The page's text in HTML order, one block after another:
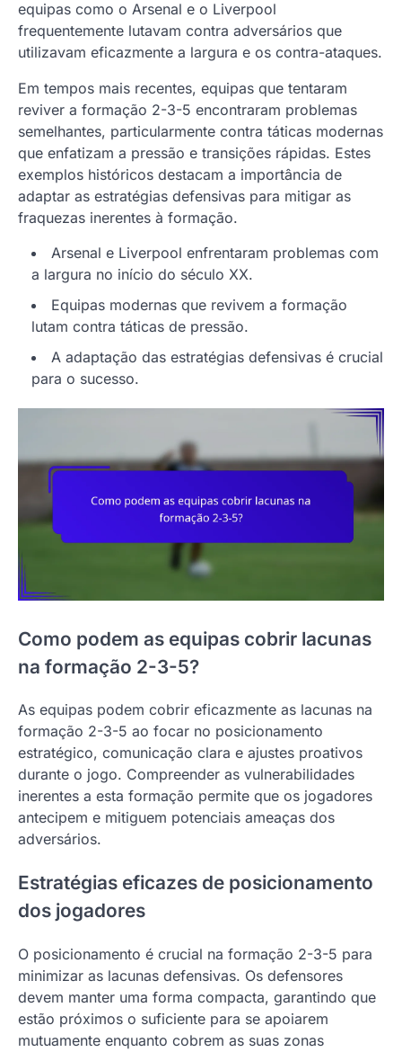
equipas como o Arsenal e o Liverpool
frequentemente lutavam contra adversários que
utilizavam eficazmente a largura e os contra-ataques.
Em tempos mais recentes, equipas que tentaram
reviver a formação 2-3-5 encontraram problemas
semelhantes, particularmente contra táticas modernas
que enfatizam a pressão e transições rápidas. Estes
exemplos históricos destacam a importância de
adaptar as estratégias defensivas para mitigar as
fraquezas inerentes à formação.
Arsenal e Liverpool enfrentaram problemas com
a largura no início do século XX.
Equipas modernas que revivem a formação
lutam contra táticas de pressão.
A adaptação das estratégias defensivas é crucial
para o sucesso.
Como podem as equipas cobrir lacunas
na formação 2-3-5?
As equipas podem cobrir eficazmente as lacunas na
formação 2-3-5 ao focar no posicionamento
estratégico, comunicação clara e ajustes proativos
durante o jogo. Compreender as vulnerabilidades
inerentes a esta formação permite que os jogadores
antecipem e mitiguem potenciais ameaças dos
adversários.
Estratégias eficazes de posicionamento
dos jogadores
O posicionamento é crucial na formação 2-3-5 para
minimizar as lacunas defensivas. Os defensores
devem manter uma forma compacta, garantindo que
estão próximos o suficiente para se apoiarem
mutuamente enquanto cobrem as suas zonas